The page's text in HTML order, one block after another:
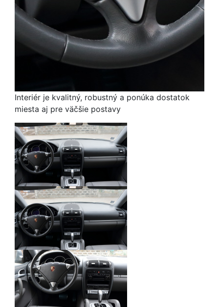
Interiér je kvalitný, robustný a ponúka dostatok
miesta aj pre väčšie postavy